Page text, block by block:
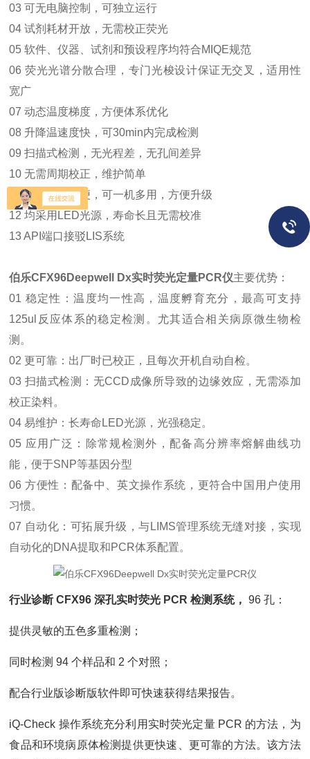
03 可无电脑控制，可独立运行
04 试剂耗材开放，无需校正荧光
05 软件、仪器、试剂和预设程序均符合MIQE规范
06 荧光光谱分散合理，专门光梭设计保证无交叉，适用性
宽广
07 动态温度梯度，方便体系优化
08 升降温速度快，可30min内完成检测
09 扫描式检测，无光程差，无孔间差异
10 无需周期校正，维护简单
11 模块更换简便，可一机多用，方便升级
12 均采用LED光源，寿命长且无需校准
13 API端口接驳LIS系统
伯乐CFX96Deepwell Dx实时荧光定量PCR仪主要优势：
01 稳定性：温度均一性高，温度孵育充分，最高可支持
125ul反应体系的稳定检测。尤其适合相关病原微生物检
测。
02 更可靠：出厂时已校正，且每次开机自动自检。
03 扫描式检测：无CCD成像所导致的边缘效应，无需添加
校正染料。
04 易维护：长寿命LED光源，光强稳定。
05 应用广泛：除常规检测外，配备高分辨率熔解曲线功
能，便于SNP等基因分型
06 方便性：配备中、英文操作系统，更符合中国用户使用
习惯。
07 自动化：可拓展升级，与LIMS管理系统无缝对接，实现
自动化的DNA提取和PCR体系配置。
行业诊断 CFX96 深孔实时荧光 PCR 检测系统， 96 孔：
提供灵敏的五色多重检测；
同时检测 94 个样品和 2 个对照；
配合行业版诊断版软件即可快速获得结果报告。
iQ-Check 操作系统充分利用实时荧光定量 PCR 的方法，为
食品和环境病原体检测提供更快速、更可靠的方法。该方法